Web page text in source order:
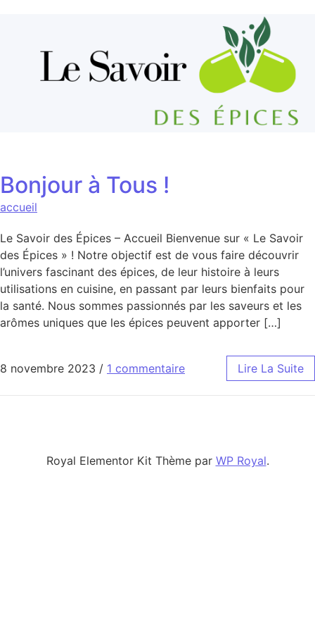
Bonjour à Tous !
accueil
Le Savoir des Épices – Accueil Bienvenue sur « Le Savoir
des Épices » ! Notre objectif est de vous faire découvrir
l’univers fascinant des épices, de leur histoire à leurs
utilisations en cuisine, en passant par leurs bienfaits pour
la santé. Nous sommes passionnés par les saveurs et les
arômes uniques que les épices peuvent apporter […]
8 novembre 2023 / 1 commentaire Lire La Suite
Royal Elementor Kit Thème par WP Royal.